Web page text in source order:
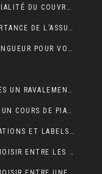
LES TOITURES VÉGÉTALISÉES : UNE SPÉCIALITÉ DU COUVREUR
ABATTAGE D’ARBRE : QUELLE EST L’IMPORTANCE DE L’ASSURANCE ?
COMMENT CHOISIR LE BON COUVREUR ZINGUEUR POUR VOTRE PROJET ?
COMMENT ENTRETENIR UNE FAÇADE APRÈS UN RAVALEMENT PROJETÉ ?
QUELLES SONT LES DIFFÉRENCES ENTRE UN COURS DE PIANO À DOMICILE ET CHEZ UN PROFESSEUR ?
RAMONAGE DE CHEMINÉE : LES CERTIFICATIONS ET LABELS À CONNAÎTRE
RÉNOVATION DE TOITURE : COMMENT CHOISIR ENTRE LES DIFFÉRENTS TYPES D’ISOLANTS ?